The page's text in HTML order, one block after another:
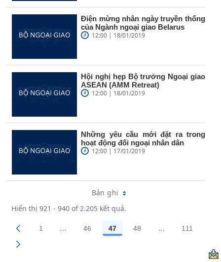
Điện mừng nhân ngày truyền thống
của Ngành ngoại giao Belarus
12:00 | 18/01/2019
Hội nghị hẹp Bộ trưởng Ngoại giao
ASEAN (AMM Retreat)
12:00 | 18/01/2019
Những yêu cầu mới đặt ra trong
hoạt động đối ngoại nhân dân
12:00 | 17/01/2019
Bản ghi
Hiển thị 921 - 940 of 2.205 kết quả.
Các trang trên cổng
1 ...Trang trung gian Use TAB to navigate.
Các trang trên cổng
46 Các trang trên cổng
47 Các trang trên cổng
48 ...Trang trung
Các
111